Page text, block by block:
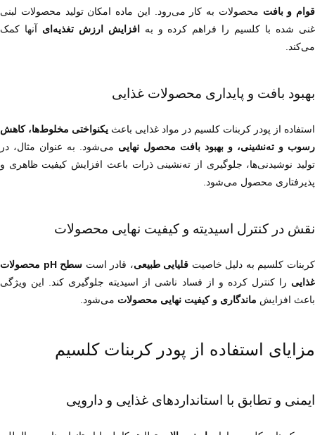
قوام و بافت
غنی شده با کلسیم را فراهم کرده و به
افزایش ارزش تغذیه‌ای
می‌کند.
بهبود بافت و پایداری محصولات غذایی
استفاده از پودر کربنات کلسیم در مواد غذایی باعث
رسوب و ته‌نشینی، و بهبود بافت محصول نهایی
پذیرفتاری محصول می‌شود.
نقش در کنترل اسیدیته و کیفیت نهایی محصولات
کربنات کلسیم به دلیل خاصیت قلیایی طبیعی، قادر است
غذایی
باعث افزایش ماندگاری و کیفیت نهایی محصولات می‌شود.
مزایای استفاده از پودر کربنات کلسیم
ایمنی و تطابق با استانداردهای غذایی و دارویی